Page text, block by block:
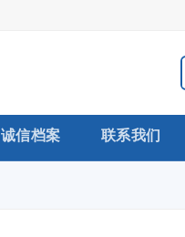
诚信档案 联系我们